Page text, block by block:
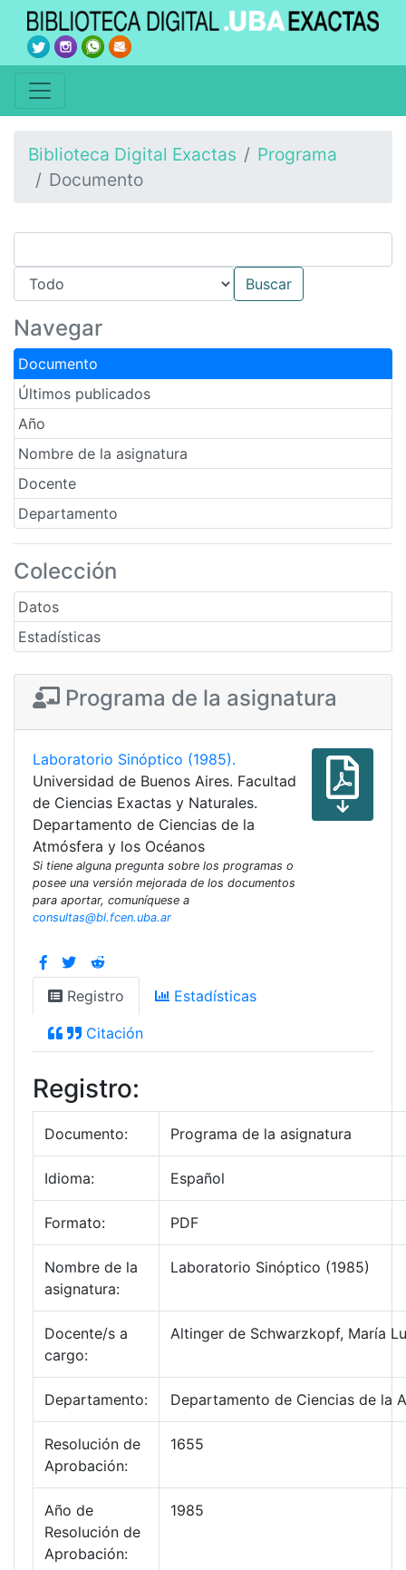
Biblioteca Digital Exactas
Programa
Documento
Navegar
Documento
Últimos publicados
Año
Nombre de la asignatura
Docente
Departamento
Colección
Datos
Estadísticas
Programa de la asignatura
Laboratorio Sinóptico (1985).
Universidad de Buenos Aires. Facultad
de Ciencias Exactas y Naturales.
Departamento de Ciencias de la
Atmósfera y los Océanos
Si tiene alguna pregunta sobre los programas o
posee una versión mejorada de los documentos
para aportar, comuníquese a
consultas@bl.fcen.uba.ar
Registro Estadísticas
Citación
Registro:
Documento: Programa de la asignatura
Idioma: Español
Formato: PDF
Nombre de la
asignatura:
Laboratorio Sinóptico (1985)
Docente/s a
cargo:
Altinger de Schwarzkopf, María
Departamento: Departamento de Ciencias de la
Resolución de
Aprobación:
1655
Año de
Resolución de
Aprobación:
1985